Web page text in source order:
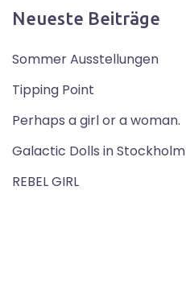
Neueste Beiträge
Sommer Ausstellungen
Tipping Point
Perhaps a girl or a woman.
Galactic Dolls in Stockholm
REBEL GIRL